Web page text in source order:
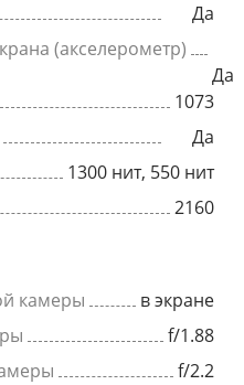
Да
(акселерометр)
Да
1073
Да
1300 нит, 550 нит
2160
камеры
в экране
f/1.88
f/2.2